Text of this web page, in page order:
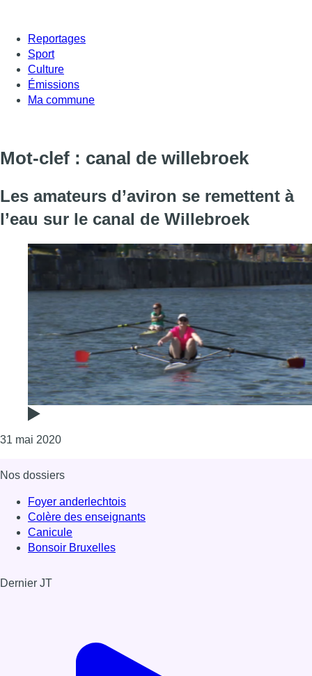
Reportages
Sport
Culture
Émissions
Ma commune
Mot-clef : canal de willebroek
Les amateurs d’aviron se remettent à
l’eau sur le canal de Willebroek
31 mai 2020Consulter l'article "Les amateurs d’aviron se
Nos dossiers
Foyer anderlechtois
Colère des enseignants
Canicule
Bonsoir Bruxelles
Dernier JT